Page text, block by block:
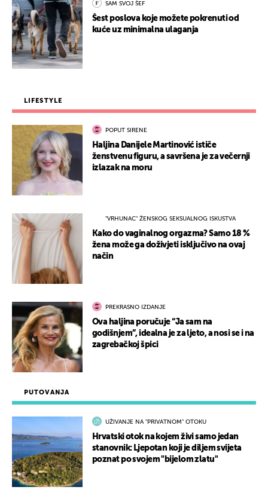
PUTOVANJA
UŽIVANJE NA "PRIVATNOM" OTOKU
Hrvatski otok na kojem živi samo jedan
stanovnik: Ljepotan koji je diljem svijeta
poznat po svojem "bijelom zlatu"
SAM SVOJ ŠEF
Šest poslova koje možete pokrenuti od
kuće uz minimalna ulaganja
LIFESTYLE
POPUT SIRENE
Haljina Danijele Martinović ističe
ženstvenu figuru, a savršena je za večernji
izlazak na moru
"VRHUNAC" ŽENSKOG SEKSUALNOG ISKUSTVA
Kako do vaginalnog orgazma? Samo 18 %
žena može ga doživjeti isključivo na ovaj
način
PREKRASNO IZDANJE
Ova haljina poručuje “Ja sam na
godišnjem”, idealna je za ljeto, a nosi se i na
zagrebačkoj špici